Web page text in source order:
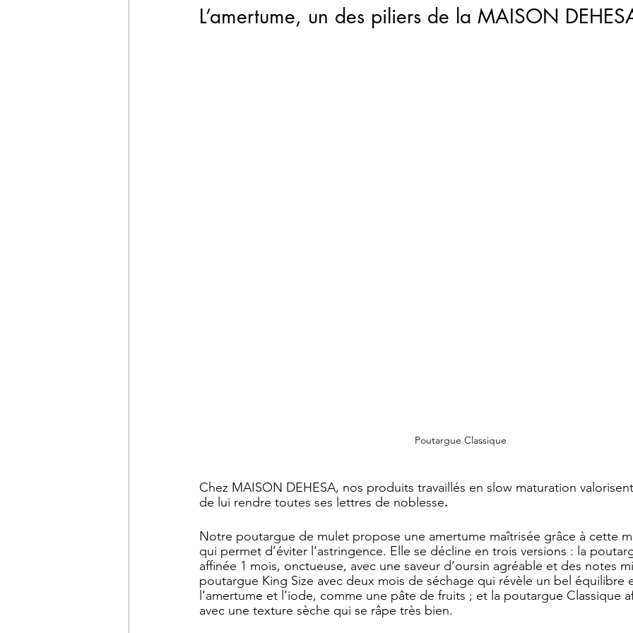
L’amertume, un des piliers de la MAISON
Poutargue Classique
Chez MAISON DEHESA, nos produits travaillés en slow maturation
de lui rendre toutes ses lettres de noblesse.
Notre poutargue de mulet propose une amertume maîtrisée grâce à cette
qui permet d’éviter l’astringence. Elle se décline en trois versions : la
affinée 1 mois, onctueuse, avec une saveur d’oursin agréable et des notes
poutargue King Size avec deux mois de séchage qui révèle un bel équilibre
l’amertume et l’iode, comme une pâte de fruits ; et la poutargue Classique
avec une texture sèche qui se râpe très bien.